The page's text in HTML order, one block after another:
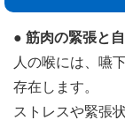
● 筋肉の緊張と
人の喉には、嚥
存在します。
ストレスや緊張